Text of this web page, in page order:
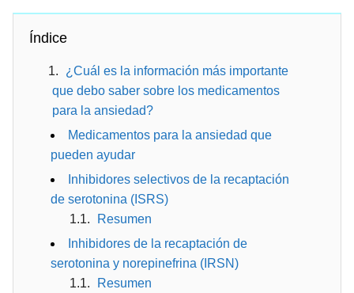
Índice
¿Cuál es la información más importante
que debo saber sobre los medicamentos
para la ansiedad?
Medicamentos para la ansiedad que
pueden ayudar
Inhibidores selectivos de la recaptación
de serotonina (ISRS)
Resumen
Inhibidores de la recaptación de
serotonina y norepinefrina (IRSN)
Resumen